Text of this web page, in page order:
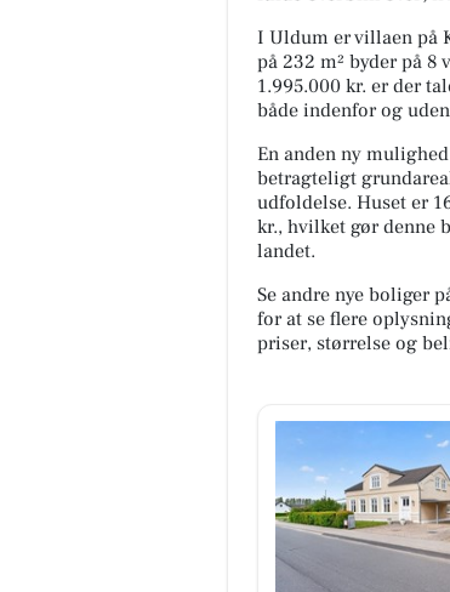
I Uldum er villaen på
på 232 m² byder på 8
1.995.000 kr. er der
både indenfor og
En anden ny
betragteligt
udfoldelse. Huset er
kr., hvilket gør denne
landet.
Se andre nye boliger
for at se flere
priser, størrelse og